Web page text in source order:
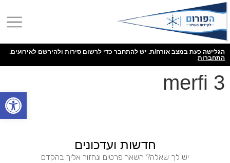
הגלישה כעת במצב אורח/ת. יש להתחבר כדי לרשום סירות ולהירשם לאירועים.
התחברות
merfi 3
חדשות ועדכונים
יש לך שאלה? השאר פרטים ונחזור אליך בהקדם